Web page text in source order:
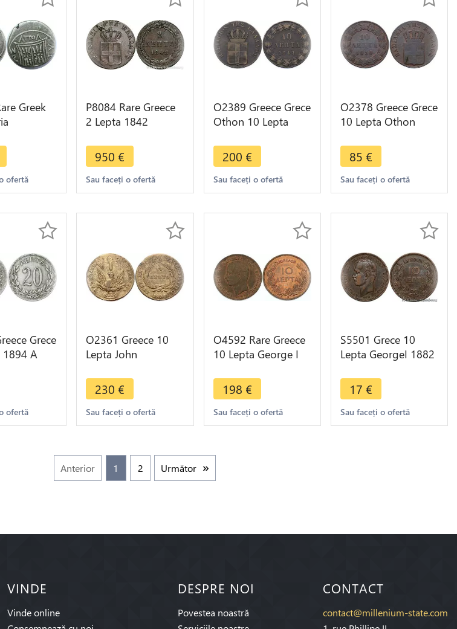
Greek
BC
ofertă
P8084 Rare Greece
2 Lepta 1842
ΕΛΛΑΔΟΣ Quality
AU++
950 €
Sau faceți o ofertă
O2389 Greece Grece
Othon 10 Lepta
offer
200 €
Sau faceți o ofertă
O2378 Greece Grece
10 Lepta Othon
Ελλαδος ->Make
Offer
85 €
Sau faceți o ofertă
Grece
1894 A
ofertă
O2361 Greece 10
Lepta John
Phoenix 1831 XF -
>Make offer
230 €
Sau faceți o ofertă
O4592 Rare Greece
10 Lepta George I
>Make offer
198 €
Sau faceți o ofertă
S5501 Grece 10
Lepta GeorgeI 1882
17 €
Sau faceți o ofertă
Anterior 1 2 Următor
VINDE
Vinde online
DESPRE NOI
Povestea noastră
CONTACT
contact@millenium-state.com